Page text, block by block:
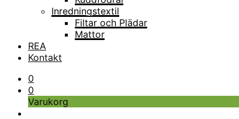
Inredningstextil
Filtar och Plädar
Mattor
REA
Kontakt
0
0
Varukorg